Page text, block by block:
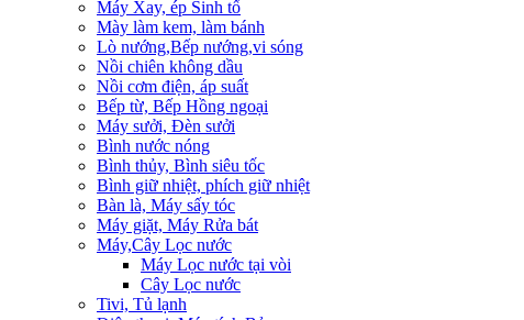
Máy Xay, ép Sinh tố
Mày làm kem, làm bánh
Lò nướng,Bếp nướng,vi sóng
Nồi chiên không dầu
Nồi cơm điện, áp suất
Bếp từ, Bếp Hồng ngoại
Máy sưởi, Đèn sưởi
Bình nước nóng
Bình thủy, Bình siêu tốc
Bình giữ nhiệt, phích giữ nhiệt
Bàn là, Máy sấy tóc
Máy giặt, Máy Rửa bát
Máy,Cây Lọc nước
Máy Lọc nước tại vòi
Cây Lọc nước
Tivi, Tủ lạnh